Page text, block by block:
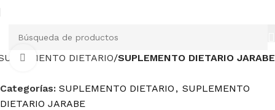
DIETARIO SUPLEMENTO DIETARIO JARABE
Haga Click para agrandar
Categorías: SUPLEMENTO DIETARIO , SUPLEMENTO
DIETARIO JARABE